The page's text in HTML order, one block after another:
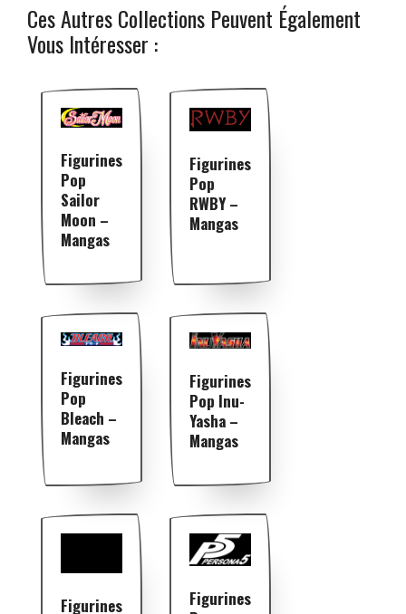
Ces Autres Collections Peuvent Également
Vous Intéresser :
Figurines
Pop
Sailor
Moon –
Mangas
Figurines
Pop
RWBY –
Mangas
Figurines
Pop
Bleach –
Mangas
Figurines
Pop Inu-
Yasha –
Mangas
Figurines
Figurines